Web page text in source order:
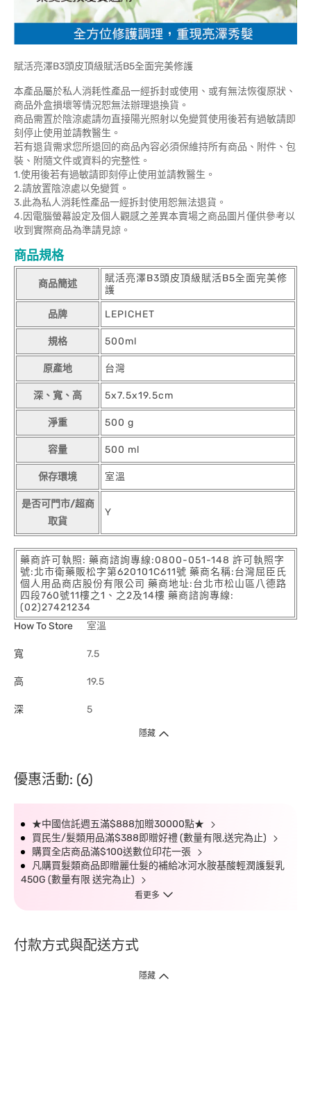
賦活亮澤B3頭皮頂級賦活B5全面完美修護
本產品屬於私人消耗性產品一經拆封或使用、或有無法恢復原狀、
商品外盒損壞等情況恕無法辦理退換貨。
商品需置於陰涼處請勿直接陽光照射以免變質使用後若有過敏請即
刻停止使用並請教醫生。
若有退貨需求您所退回的商品內容必須保維持所有商品、附件、包
裝、附隨文件或資料的完整性。
1.使用後若有過敏請即刻停止使用並請教醫生。
2.請放置陰涼處以免變質。
3.此為私人消耗性產品一經拆封使用恕無法退貨。
4.因電腦螢幕設定及個人觀感之差異本賣場之商品圖片僅供參考以
收到實際商品為準請見諒。
商品規格
商品簡述
賦活亮澤B3頭皮頂級賦活B5全面完美修
護
品牌 LEPICHET
規格 500ml
原產地 台灣
深、寬、高 5x7.5x19.5cm
淨重 500 g
容量 500 ml
保存環境 室溫
是否可門市/超商
取貨
Y
藥商許可執照: 藥商諮詢專線:0800-051-148 許可執照字
號:北市衛藥販松字第620101C611號 藥商名稱:台灣屈臣氏
個人用品商店股份有限公司 藥商地址:台北市松山區八德路
四段760號11樓之1、之2及14樓 藥商諮詢專線:
(02)27421234
How To Store
室溫
寬 7.5
高 19.5
深 5
隱藏
優惠活動: (6)
★中國信託週五滿$888加贈30000點★
買民生/髮類用品滿$388即贈好禮 (數量有限,送完為止)
購買全店商品滿$100送數位印花一張
凡購買髮類商品即贈麗仕髮的補給冰河水胺基酸輕潤護髮乳
450G (數量有限 送完為止)
看更多
付款方式與配送方式
隱藏